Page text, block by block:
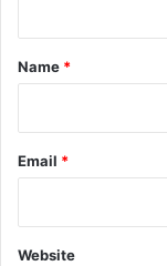
*
Name *
Email *
Website